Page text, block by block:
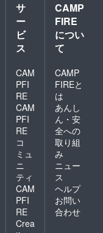
サ
ー
ビ
ス
CAM
PFI
RE
CAM
PFI
RE
コ
ミュ
ニ
ティ
CAM
PFI
RE
Crea
CAMP
FIRE
につい
て
CAMP
FIREと
は
あんし
ん・安
全への
取り組
み
ニュー
ス
ヘルプ
お問い
合わせ